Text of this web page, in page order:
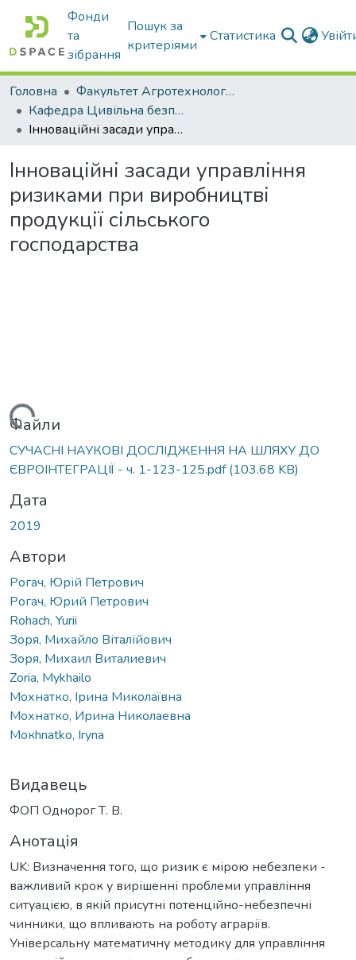
Фонди
та
зібрання
Пошук за
критеріями
Статистика
Головна
Факультет Агротехнологій та екології
Кафедра Цивільна безпека
Інноваційні засади управління ризиками при виробництві продукції сільського господарства
Інноваційні засади управління
ризиками при виробництві
продукції сільського
господарства
Файли
СУЧАСНІ НАУКОВІ ДОСЛІДЖЕННЯ НА ШЛЯХУ ДО
ЄВРОІНТЕГРАЦІЇ - ч. 1-123-125.pdf(103.68 KB)
Дата
2019
Автори
Рогач, Юрій Петрович
Рогач, Юрий Петрович
Rohach, Yurii
Зоря, Михайло Віталійович
Зоря, Михаил Виталиевич
Zoria, Mykhailo
Мохнатко, Ірина Миколаївна
Мохнатко, Ирина Николаевна
Moкhnatko, Iryna
Видавець
ФОП Однорог Т. В.
Анотація
UK: Визначення того, що ризик є мірою небезпеки -
важливий крок у вирішенні проблеми управління
ситуацією, в якій присутні потенційно-небезпечні
чинники, що впливають на роботу аграріїв.
Універсальну математичну методику для управління